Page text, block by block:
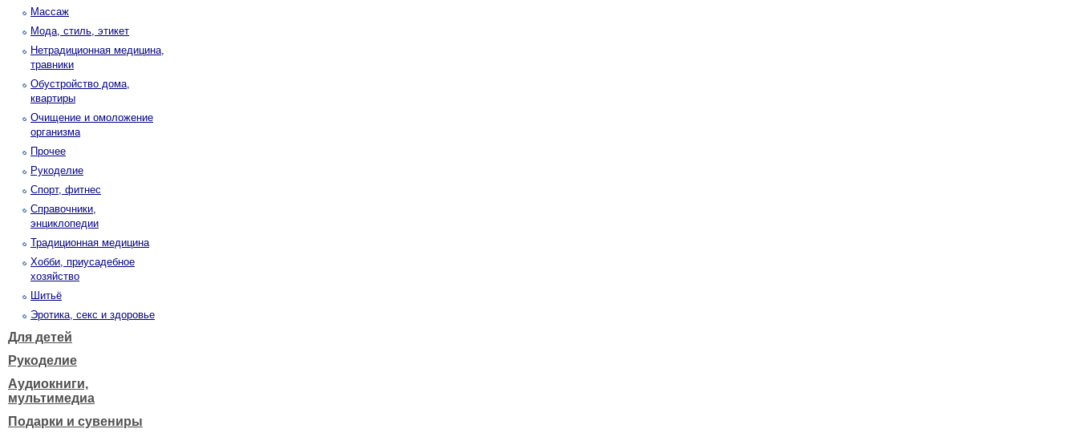
Массаж
Мода, стиль, этикет
Нетрадиционная медицина,
травники
Обустройство дома,
квартиры
Очищение и омоложение
организма
Прочее
Рукоделие
Спорт, фитнес
Справочники,
энциклопедии
Традиционная медицина
Хобби, приусадебное
хозяйство
Шитьё
Эротика, секс и здоровье
Для детей
Рукоделие
Аудиокниги,
мультимедиа
Подарки и сувениры